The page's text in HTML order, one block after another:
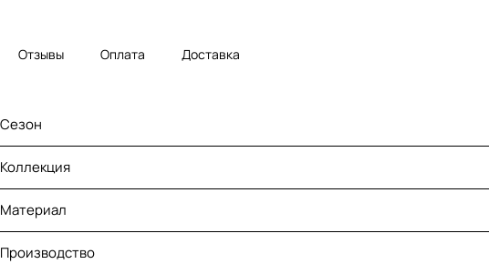
Отзывы Оплата Доставка
Сезон
Коллекция
Материал
Производство